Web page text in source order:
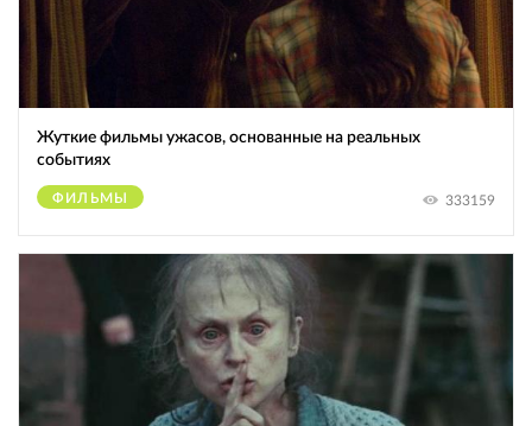
Жуткие фильмы ужасов, основанные на реальных
событиях
ФИЛЬМЫ 333159